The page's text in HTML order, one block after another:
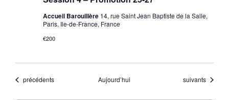
Accueil Barouillère 14, rue Saint Jean Baptiste de la Salle,
Paris, Ile-de-France, France
€200
Évènements
précédents Aujourd’hui Évènements
suivants